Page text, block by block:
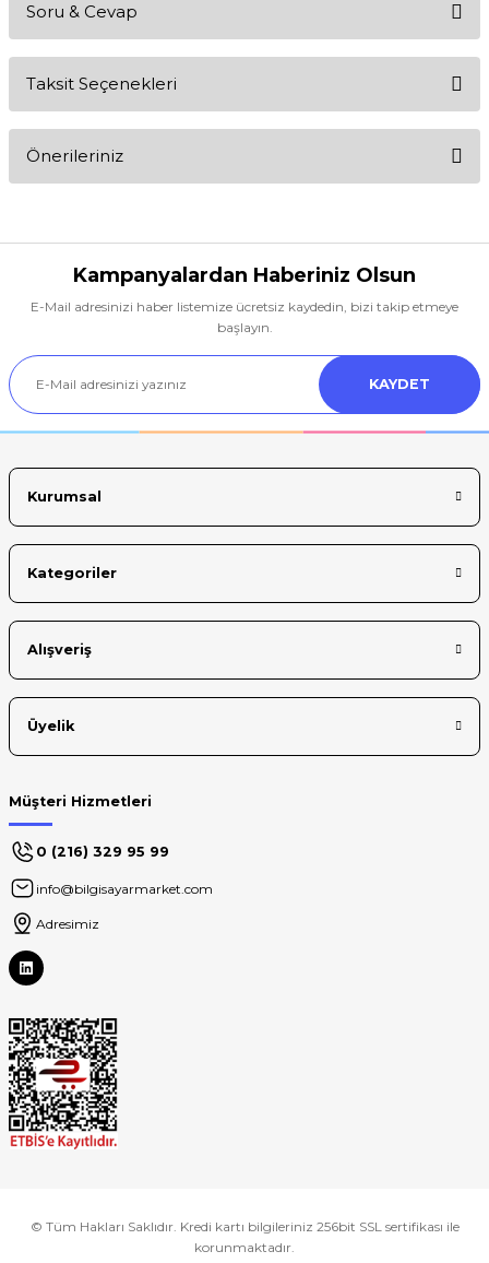
Soru & Cevap
Taksit Seçenekleri
Önerileriniz
tarafımıza iletebilirsiniz.
Görüş ve önerileriniz için teşekkür ederiz.
Ürün resmi kalitesiz, bozuk veya görüntülenemiyor.
Ürün açıklamasında eksik bilgiler bulunuyor.
Ürün bilgilerinde hatalar bulunuyor.
Kampanyalardan Haberiniz Olsun
E-Mail adresinizi haber listemize ücretsiz kaydedin, bizi takip etmeye
başlayın.
KAYDET
Kurumsal
Kategoriler
Alışveriş
Üyelik
Müşteri Hizmetleri
0 (216) 329 95 99
info@bilgisayarmarket.com
Adresimiz
© Tüm Hakları Saklıdır. Kredi kartı bilgileriniz 256bit SSL sertifikası ile
korunmaktadır.